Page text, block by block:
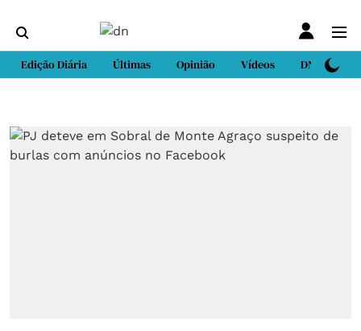
Edição Diária Últimas Opinião Vídeos DN Sport